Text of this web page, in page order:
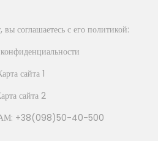
соглашаетесь с его политикой:
сайта 1
сайта 2
+38(098)50-40-500